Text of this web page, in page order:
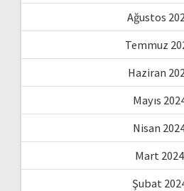
Ağustos
Temmuz
Haziran
Mayıs
Nisan
Mart 2024
Şubat